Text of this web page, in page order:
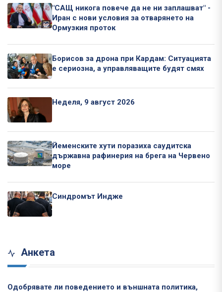
"САЩ никога повече да не ни заплашват" -
Иран с нови условия за отварянето на
Ормузкия проток
Борисов за дрона при Кардам: Ситуацията
е сериозна, а управляващите будят смях
Неделя, 9 август 2026
Йеменските хути поразиха саудитска
държавна рафинерия на брега на Червено
море
Синдромът Индже
Анкета
Одобрявате ли поведението и външната политика,